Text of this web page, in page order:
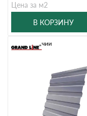
Цена за м2
В КОРЗИНУ
В наличии